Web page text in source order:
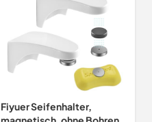
Fiyuer Seifenhalter,